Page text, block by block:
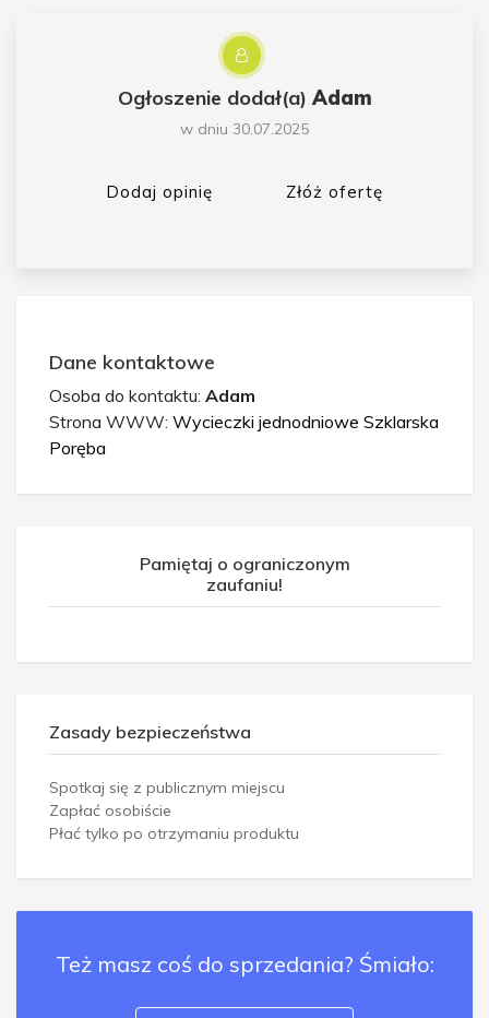
Ogłoszenie dodał(a)Adam
w dniu 30.07.2025
Dodaj opinię Złóż ofertę
Dane kontaktowe
Osoba do kontaktu: Adam
Strona WWW: Wycieczki jednodniowe Szklarska
Poręba
Pamiętaj o ograniczonym
zaufaniu!
Zasady bezpieczeństwa
Spotkaj się z publicznym miejscu
Zapłać osobiście
Płać tylko po otrzymaniu produktu
Też masz coś do sprzedania? Śmiało: